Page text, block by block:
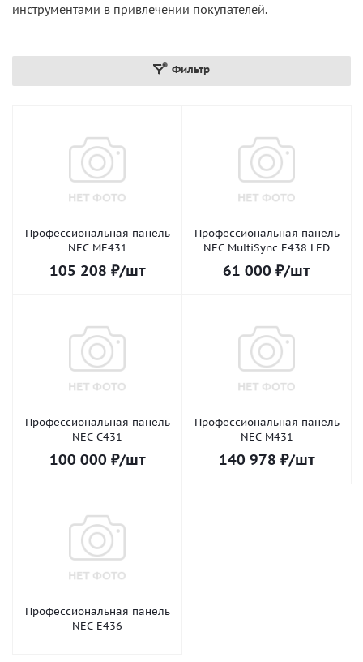
инструментами в привлечении покупателей.
Фильтр
Профессиональная панель
NEC ME431
105 208 ₽/шт
Профессиональная панель
NEC MultiSync E438 LED
61 000 ₽/шт
Профессиональная панель
NEC C431
100 000 ₽/шт
Профессиональная панель
NEC M431
140 978 ₽/шт
Профессиональная панель
NEC E436